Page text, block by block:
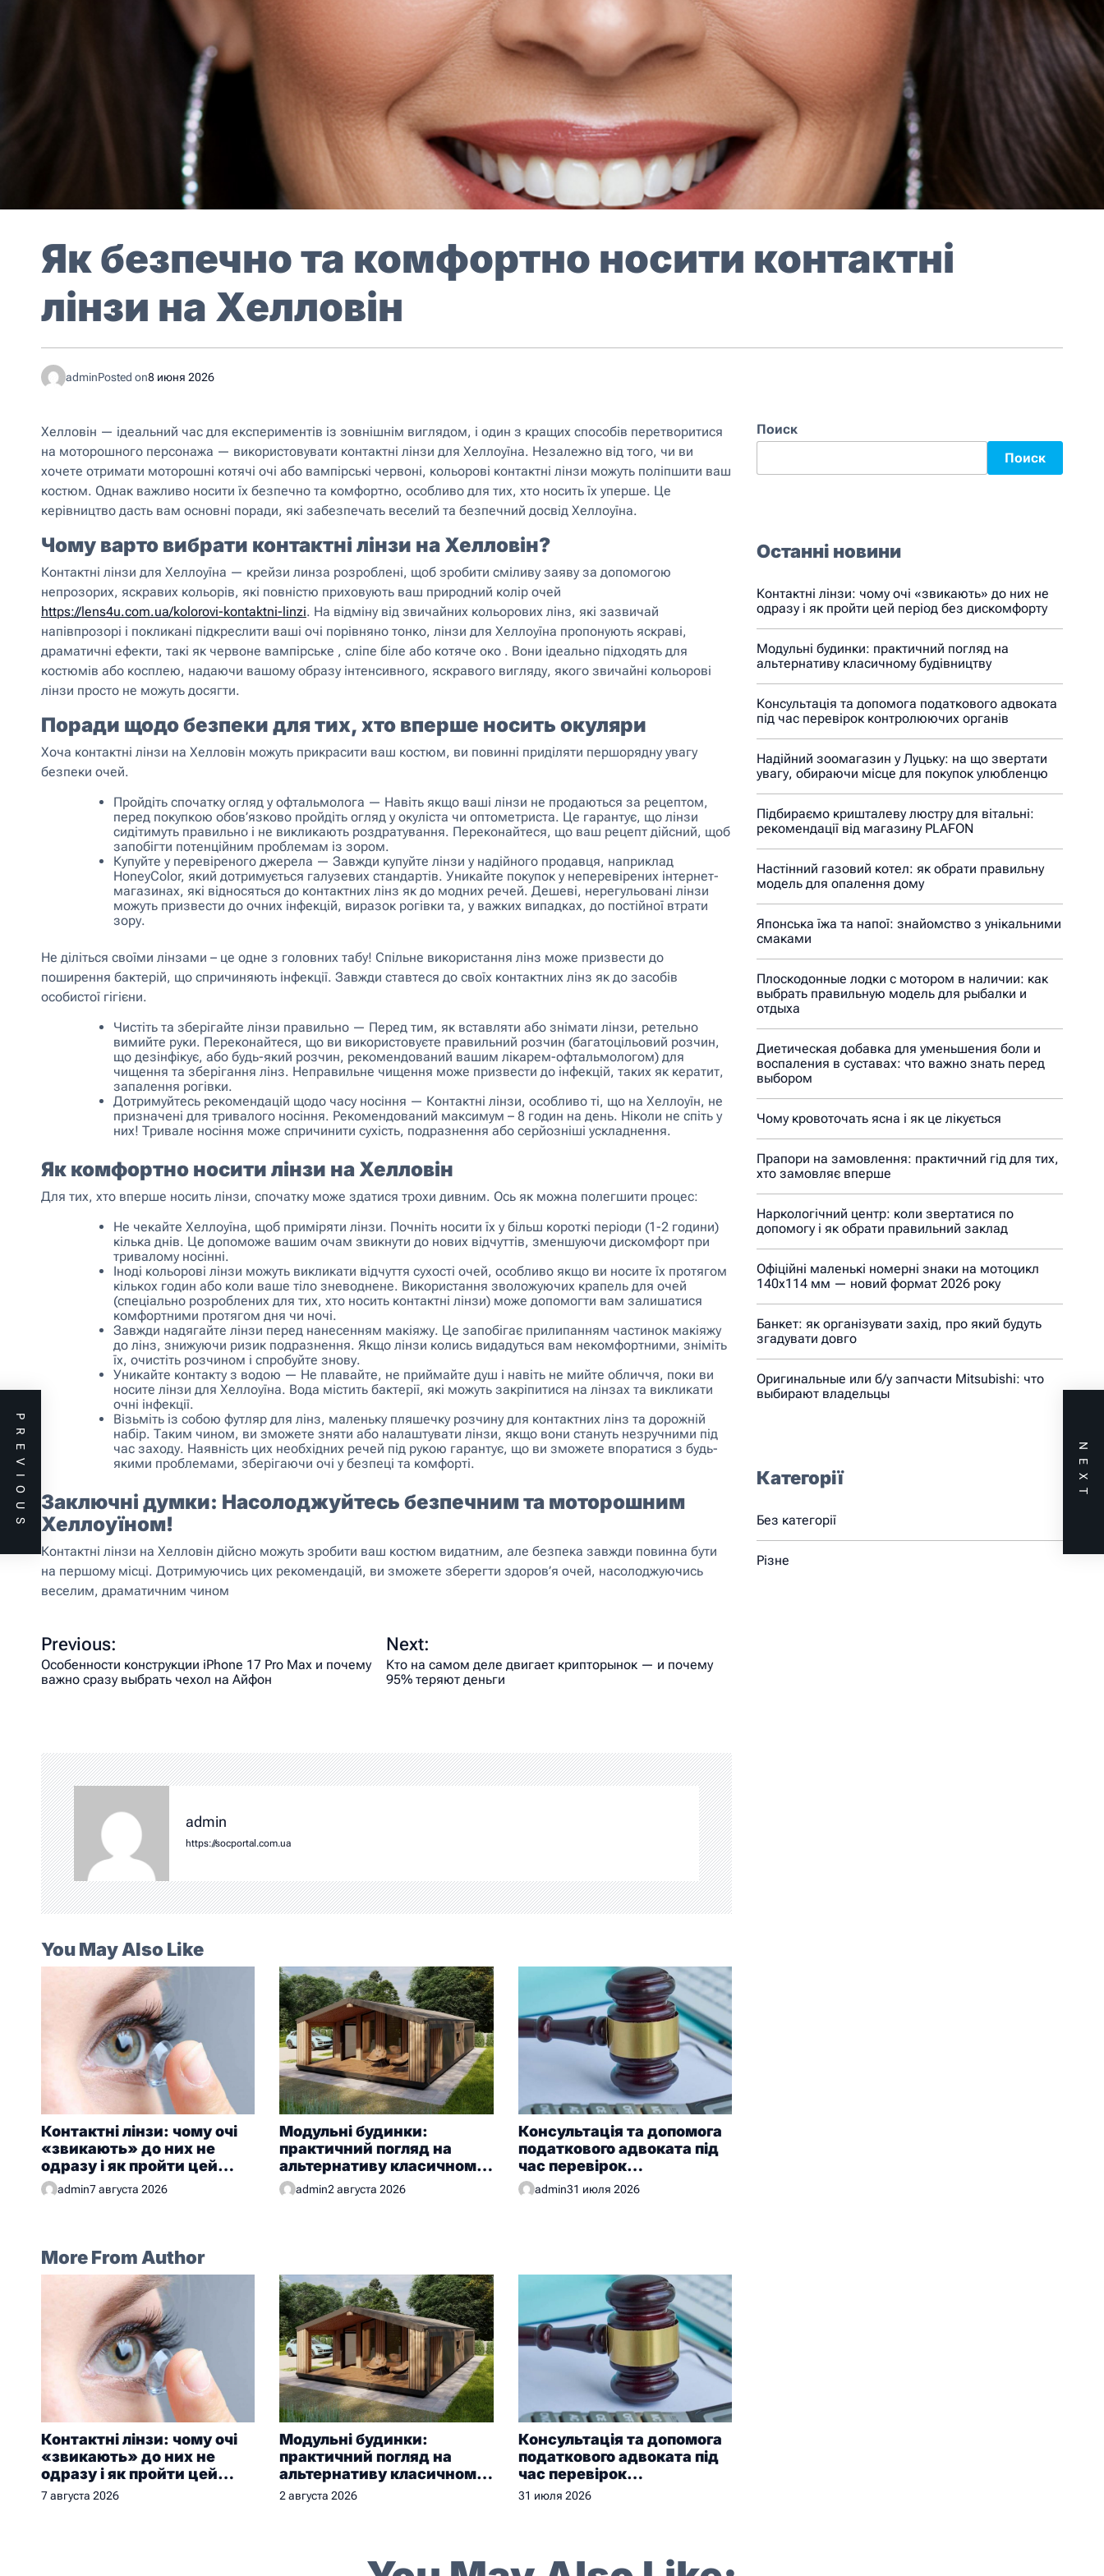
Як безпечно та комфортно носити контактні
лінзи на Хелловін
adminPosted on8 июня 2026
Хелловін — ідеальний час для експериментів із зовнішнім виглядом, і один з кращих способів перетворитися
на моторошного персонажа — використовувати контактні лінзи для Хеллоуїна. Незалежно від того, чи ви
хочете отримати моторошні котячі очі або вампірські червоні, кольорові контактні лінзи можуть поліпшити ваш
костюм. Однак важливо носити їх безпечно та комфортно, особливо для тих, хто носить їх уперше. Це
керівництво дасть вам основні поради, які забезпечать веселий та безпечний досвід Хеллоуїна.
Чому варто вибрати контактні лінзи на Хелловін?
Контактні лінзи для Хеллоуїна — крейзи линза розроблені, щоб зробити сміливу заяву за допомогою
непрозорих, яскравих кольорів, які повністю приховують ваш природний колір очей
https://lens4u.com.ua/kolorovi-kontaktni-linzi. На відміну від звичайних кольорових лінз, які зазвичай
напівпрозорі і покликані підкреслити ваші очі порівняно тонко, лінзи для Хеллоуїна пропонують яскраві,
драматичні ефекти, такі як червоне вампірське , сліпе біле або котяче око . Вони ідеально підходять для
костюмів або косплею, надаючи вашому образу інтенсивного, яскравого вигляду, якого звичайні кольорові
лінзи просто не можуть досягти.
Поради щодо безпеки для тих, хто вперше носить окуляри
Хоча контактні лінзи на Хелловін можуть прикрасити ваш костюм, ви повинні приділяти першорядну увагу
безпеки очей.
Пройдіть спочатку огляд у офтальмолога — Навіть якщо ваші лінзи не продаються за рецептом,
перед покупкою обов’язково пройдіть огляд у окуліста чи оптометриста. Це гарантує, що лінзи
сидітимуть правильно і не викликають роздратування. Переконайтеся, що ваш рецепт дійсний, щоб
запобігти потенційним проблемам із зором.
Купуйте у перевіреного джерела — Завжди купуйте лінзи у надійного продавця, наприклад
HoneyColor, який дотримується галузевих стандартів. Уникайте покупок у неперевірених інтернет-
магазинах, які відносяться до контактних лінз як до модних речей. Дешеві, нерегульовані лінзи
можуть призвести до очних інфекцій, виразок рогівки та, у важких випадках, до постійної втрати
зору.
Не діліться своїми лінзами – це одне з головних табу! Спільне використання лінз може призвести до
поширення бактерій, що спричиняють інфекції. Завжди ставтеся до своїх контактних лінз як до засобів
особистої гігієни.
Чистіть та зберігайте лінзи правильно — Перед тим, як вставляти або знімати лінзи, ретельно
вимийте руки. Переконайтеся, що ви використовуєте правильний розчин (багатоцільовий розчин,
що дезінфікує, або будь-який розчин, рекомендований вашим лікарем-офтальмологом) для
чищення та зберігання лінз. Неправильне чищення може призвести до інфекцій, таких як кератит,
запалення рогівки.
Дотримуйтесь рекомендацій щодо часу носіння — Контактні лінзи, особливо ті, що на Хеллоуїн, не
призначені для тривалого носіння. Рекомендований максимум – 8 годин на день. Ніколи не спіть у
них! Тривале носіння може спричинити сухість, подразнення або серйозніші ускладнення.
Як комфортно носити лінзи на Хелловін
Для тих, хто вперше носить лінзи, спочатку може здатися трохи дивним. Ось як можна полегшити процес:
Не чекайте Хеллоуїна, щоб приміряти лінзи. Почніть носити їх у більш короткі періоди (1-2 години)
кілька днів. Це допоможе вашим очам звикнути до нових відчуттів, зменшуючи дискомфорт при
тривалому носінні.
Іноді кольорові лінзи можуть викликати відчуття сухості очей, особливо якщо ви носите їх протягом
кількох годин або коли ваше тіло зневоднене. Використання зволожуючих крапель для очей
(спеціально розроблених для тих, хто носить контактні лінзи) може допомогти вам залишатися
комфортними протягом дня чи ночі.
Завжди надягайте лінзи перед нанесенням макіяжу. Це запобігає прилипанням частинок макіяжу
до лінз, знижуючи ризик подразнення. Якщо лінзи колись видадуться вам некомфортними, зніміть
їх, очистіть розчином і спробуйте знову.
Уникайте контакту з водою — Не плавайте, не приймайте душ і навіть не мийте обличчя, поки ви
носите лінзи для Хеллоуїна. Вода містить бактерії, які можуть закріпитися на лінзах та викликати
очні інфекції.
Візьміть із собою футляр для лінз, маленьку пляшечку розчину для контактних лінз та дорожній
набір. Таким чином, ви зможете зняти або налаштувати лінзи, якщо вони стануть незручними під
час заходу. Наявність цих необхідних речей під рукою гарантує, що ви зможете впоратися з будь-
якими проблемами, зберігаючи очі у безпеці та комфорті.
Заключні думки: Насолоджуйтесь безпечним та моторошним
Хеллоуїном!
Контактні лінзи на Хелловін дійсно можуть зробити ваш костюм видатним, але безпека завжди повинна бути
на першому місці. Дотримуючись цих рекомендацій, ви зможете зберегти здоров’я очей, насолоджуючись
веселим, драматичним чином
Previous:
Особенности конструкции iPhone 17 Pro Max и почему
важно сразу выбрать чехол на Aйфон
Next:
Кто на самом деле двигает крипторынок — и почему
95% теряют деньги
admin
https://socportal.com.ua
You May Also Like
Контактні лінзи: чому очі
«звикають» до них не
одразу і як пройти цей
період без дискомфорту
admin7 августа 2026
Модульні будинки:
практичний погляд на
альтернативу класичному
будівництву
admin2 августа 2026
Консультація та допомога
податкового адвоката під
час перевірок
контролюючих органів
admin31 июля 2026
More From Author
Контактні лінзи: чому очі
«звикають» до них не
одразу і як пройти цей
період без дискомфорту
7 августа 2026
Модульні будинки:
практичний погляд на
альтернативу класичному
будівництву
2 августа 2026
Консультація та допомога
податкового адвоката під
час перевірок
контролюючих органів
31 июля 2026
Поиск
Поиск
Останні новини
Контактні лінзи: чому очі «звикають» до них не
одразу і як пройти цей період без дискомфорту
Модульні будинки: практичний погляд на
альтернативу класичному будівництву
Консультація та допомога податкового адвоката
під час перевірок контролюючих органів
Надійний зоомагазин у Луцьку: на що звертати
увагу, обираючи місце для покупок улюбленцю
Підбираємо кришталеву люстру для вітальні:
рекомендації від магазину PLAFON
Настінний газовий котел: як обрати правильну
модель для опалення дому
Японська їжа та напої: знайомство з унікальними
смаками
Плоскодонные лодки с мотором в наличии: как
выбрать правильную модель для рыбалки и
отдыха
Диетическая добавка для уменьшения боли и
воспаления в суставах: что важно знать перед
выбором
Чому кровоточать ясна і як це лікується
Прапори на замовлення: практичний гід для тих,
хто замовляє вперше
Наркологічний центр: коли звертатися по
допомогу і як обрати правильний заклад
Офіційні маленькі номерні знаки на мотоцикл
140х114 мм — новий формат 2026 року
Банкет: як організувати захід, про який будуть
згадувати довго
Оригинальные или б/у запчасти Mitsubishi: что
выбирают владельцы
Категорії
Без категорії
Різне
PREVIOUS NEXT